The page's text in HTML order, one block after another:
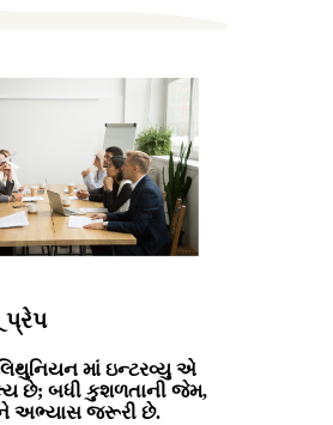
પ્રેપ
માં ઇન્ટરવ્યુ એ
છે; બધી કુશળતાની જેમ,
અભ્યાસ જરૂરી છે.